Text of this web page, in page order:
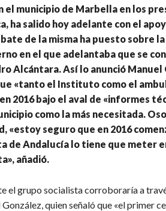
el municipio de Marbella en los
ha salido hoy adelante con el
de la misma ha puesto sobre
en el que adelantaba que se
Alcántara. Así lo anunció
«tanto el Instituto como el
2016 bajo el aval de «informes
como la más necesitada.
«estoy seguro que en 2016
de Andalucía lo tiene que meter
añadió.
el grupo socialista corroboraría a
quien señaló que «el primer